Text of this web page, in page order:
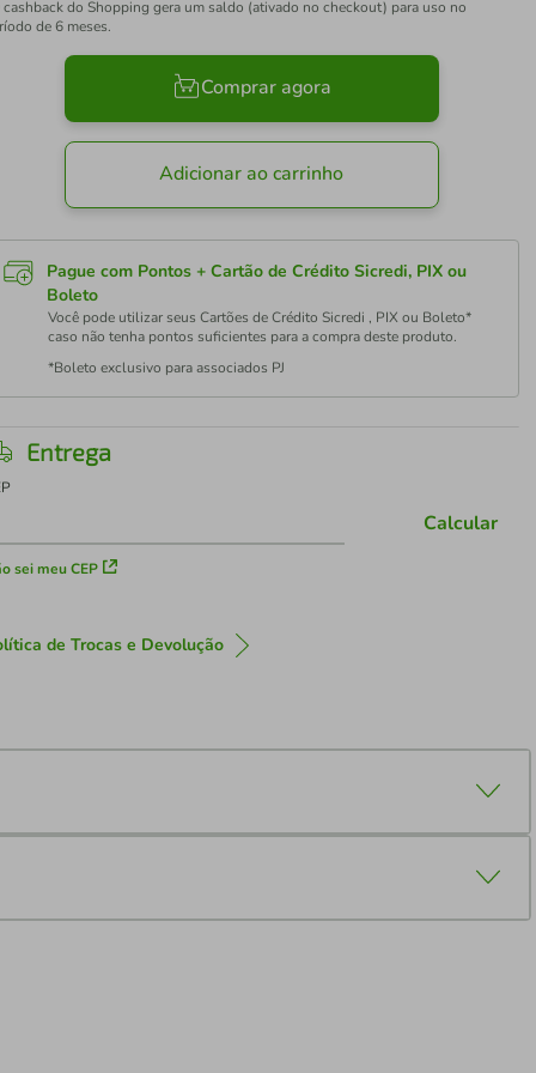
cashback do Shopping gera um saldo (ativado no checkout) para uso no
de 6 meses.
Comprar agora
Adicionar ao carrinho
Pague com Pontos + Cartão de Crédito Sicredi, PIX ou
Boleto
Você pode utilizar seus Cartões de Crédito Sicredi , PIX ou Boleto*
caso não tenha pontos suficientes para a compra deste produto.
*Boleto exclusivo para associados PJ
Entrega
sei meu CEP
Calcular
de Trocas e Devolução